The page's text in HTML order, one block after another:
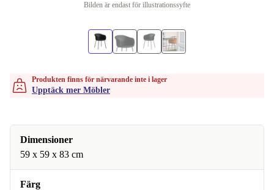
Bilden är endast för illustrationssyfte
Produkten finns för närvarande inte i lager
Upptäck mer Möbler
Dimensioner
59 x 59 x 83 cm
Färg